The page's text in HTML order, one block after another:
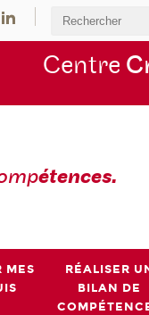
Centre
étences.
MES
RÉALISER
BILAN DE